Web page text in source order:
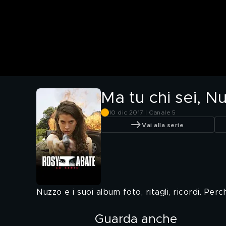
Ma tu chi sei,
10 dic 2017 | Canale 5
Vai alla serie
Nuzzo e i suoi album foto, ritagli, ricordi.
Guarda anche